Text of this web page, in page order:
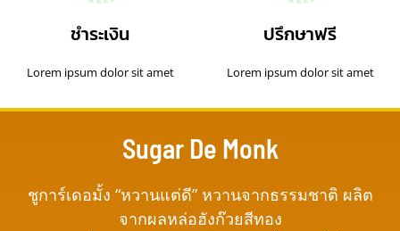
ชำระเงิน
Lorem ipsum dolor sit amet
ปรึกษาฟรี
Lorem ipsum dolor sit amet
Sugar De Monk
ชูการ์เดอมั้ง “หวานแต่ดี” หวานจากธรรมชาติ ผลิต
จากผลหล่อฮังก๊วยสีทอง